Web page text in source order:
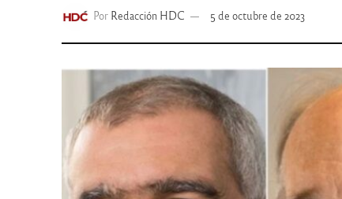
Por Redacción HDC 5 de octubre de 2023